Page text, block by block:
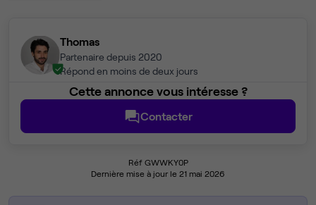
Thomas
Partenaire depuis 2020
Répond en moins de deux jours
Cette annonce vous intéresse ?
Contacter
Réf GWWKY0P
Dernière mise à jour le 21 mai 2026